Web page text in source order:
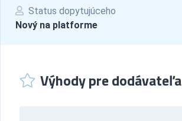
Status dopytujúceho
Nový na platforme
Výhody pre dodávateľa